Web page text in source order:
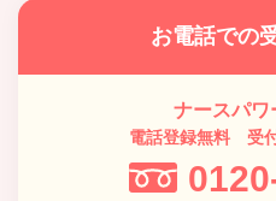
お電話での
ナースパワ
電話登録無料 受